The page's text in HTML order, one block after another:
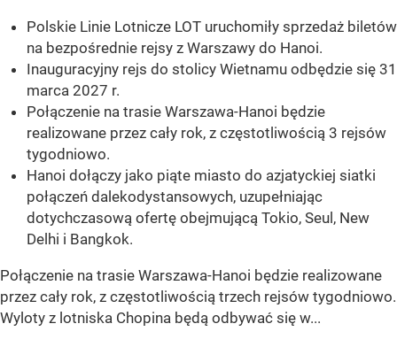
Polskie Linie Lotnicze LOT uruchomiły sprzedaż biletów
na bezpośrednie rejsy z Warszawy do Hanoi.
Inauguracyjny rejs do stolicy Wietnamu odbędzie się 31
marca 2027 r.
Połączenie na trasie Warszawa-Hanoi będzie
realizowane przez cały rok, z częstotliwością 3 rejsów
tygodniowo.
Hanoi dołączy jako piąte miasto do azjatyckiej siatki
połączeń dalekodystansowych, uzupełniając
dotychczasową ofertę obejmującą Tokio, Seul, New
Delhi i Bangkok.
Połączenie na trasie Warszawa-Hanoi będzie realizowane
przez cały rok, z częstotliwością trzech rejsów tygodniowo.
Wyloty z lotniska Chopina będą odbywać się w...